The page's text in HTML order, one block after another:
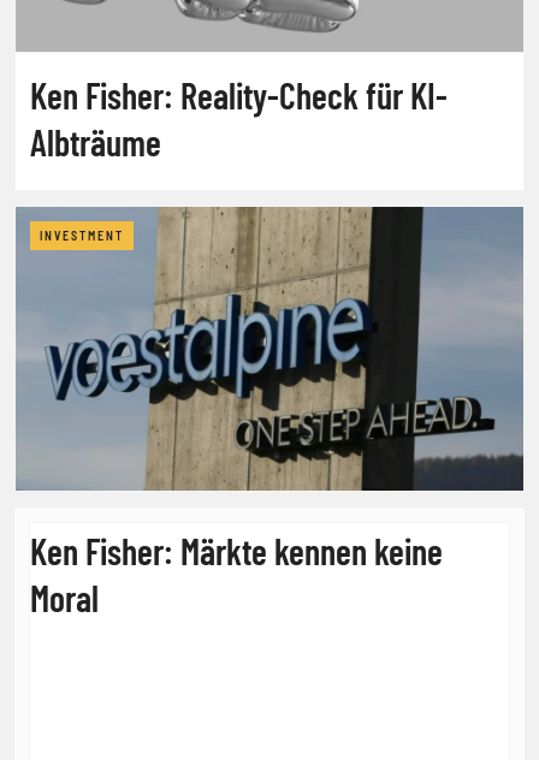
Ken Fisher: Reality-Check für KI-
Albträume
INVESTMENT
Ken Fisher: Märkte kennen keine
Moral